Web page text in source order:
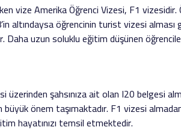
vize Amerika Öğrenci Vizesi, F1
altındaysa öğrencinin turist vizesi
uzun soluklu eğitim düşünen
şahsınıza ait olan I20 belgesi
önem taşımaktadır. F1 vizesi
hayatınızı temsil etmektedir.